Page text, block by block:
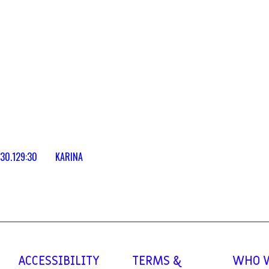
30.129:30 KARINA
ACCESSIBILITY TERMS & WHO